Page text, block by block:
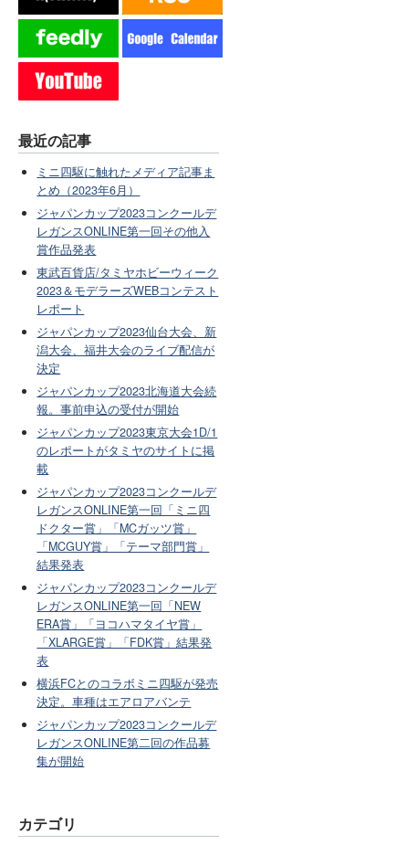
最近の記事
ミニ四駆に触れたメディア記事ま
とめ（2023年6月）
ジャパンカップ2023コンクールデ
レガンスONLINE第一回その他入
賞作品発表
東武百貨店/タミヤホビーウィーク
2023＆モデラーズWEBコンテスト
レポート
ジャパンカップ2023仙台大会、新
潟大会、福井大会のライブ配信が
決定
ジャパンカップ2023北海道大会続
報。事前申込の受付が開始
ジャパンカップ2023東京大会1D/1
のレポートがタミヤのサイトに掲
載
ジャパンカップ2023コンクールデ
レガンスONLINE第一回「ミニ四
ドクター賞」「MCガッツ賞」
「MCGUY賞」「テーマ部門賞」
結果発表
ジャパンカップ2023コンクールデ
レガンスONLINE第一回「NEW
ERA賞」「ヨコハマタイヤ賞」
「XLARGE賞」「FDK賞」結果発
表
横浜FCとのコラボミニ四駆が発売
決定。車種はエアロアバンテ
ジャパンカップ2023コンクールデ
レガンスONLINE第二回の作品募
集が開始
カテゴリ